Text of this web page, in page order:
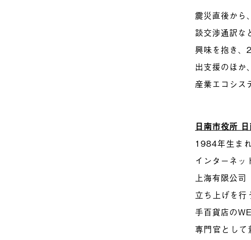
震災直後から
談交渉通訳な
興味を抱き、
出支援のほか
産業エコシス
日南市役所
1984年生ま
インターネッ
上海有限公司
立ち上げを行
手百貨店の
専門官として